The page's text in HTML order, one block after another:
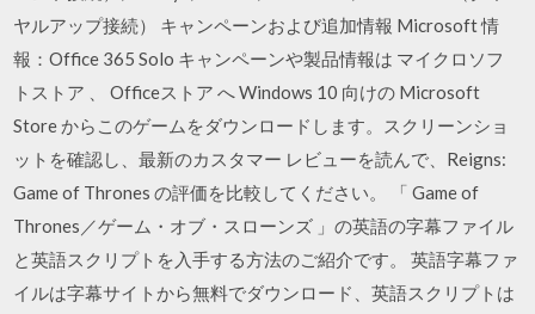
ヤルアップ接続） キャンペーンおよび追加情報 Microsoft 情
報：Office 365 Solo キャンペーンや製品情報は マイクロソフ
トストア 、 Officeストア へ Windows 10 向けの Microsoft
Store からこのゲームをダウンロードします。スクリーンショ
ットを確認し、最新のカスタマー レビューを読んで、Reigns:
Game of Thrones の評価を比較してください。 「 Game of
Thrones／ゲーム・オブ・スローンズ 」の英語の字幕ファイル
と英語スクリプトを入手する方法のご紹介です。 英語字幕ファ
イルは字幕サイトから無料でダウンロード、英語スクリプトは